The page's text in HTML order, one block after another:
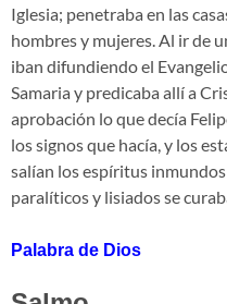
Iglesia; penetraba en las
hombres y mujeres. Al ir de
iban difundiendo el
Samaria y predicaba allí a
aprobación lo que decía
los signos que hacía, y los
salían los espíritus
paralíticos y lisiados se
Palabra de Dios